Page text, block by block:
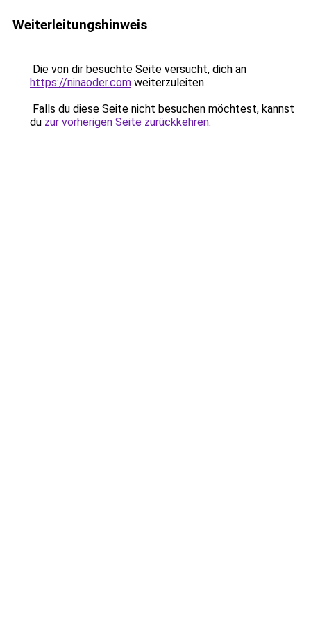
Weiterleitungshinweis
Die von dir besuchte Seite versucht, dich an
https://ninaoder.com weiterzuleiten.
Falls du diese Seite nicht besuchen möchtest, kannst
du zur vorherigen Seite zurückkehren.